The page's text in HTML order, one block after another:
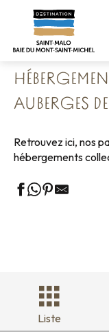
contenu
Accueil Groupes
Hébergements
AUBERGES
Retrouvez ici, nos
hébergements
Liste